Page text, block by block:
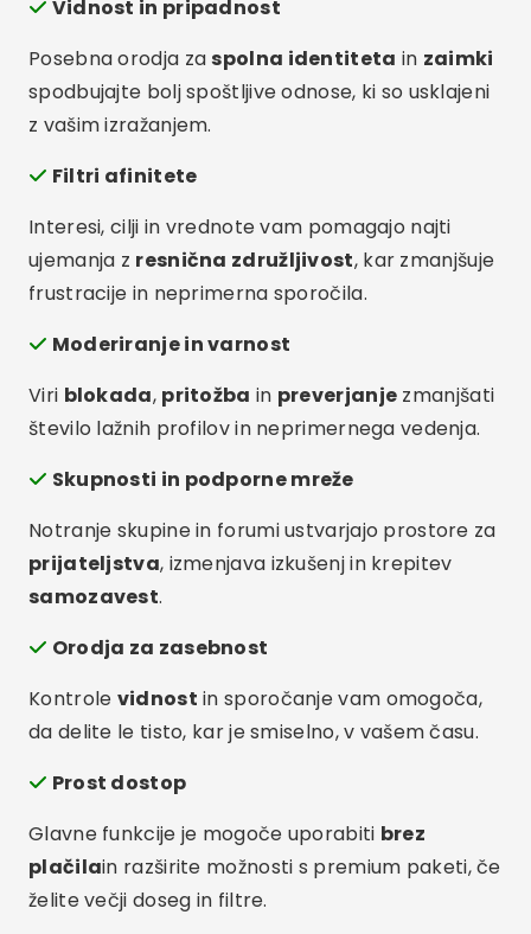
Vidnost in pripadnost
Posebna orodja za spolna identiteta in zaimki
spodbujajte bolj spoštljive odnose, ki so usklajeni
z vašim izražanjem.
Filtri afinitete
Interesi, cilji in vrednote vam pomagajo najti
ujemanja z resnična združljivost, kar zmanjšuje
frustracije in neprimerna sporočila.
Moderiranje in varnost
Viri blokada, pritožba in preverjanje zmanjšati
število lažnih profilov in neprimernega vedenja.
Skupnosti in podporne mreže
Notranje skupine in forumi ustvarjajo prostore za
prijateljstva, izmenjava izkušenj in krepitev
samozavest.
Orodja za zasebnost
Kontrole vidnost in sporočanje vam omogoča,
da delite le tisto, kar je smiselno, v vašem času.
Prost dostop
Glavne funkcije je mogoče uporabiti brez
plačilain razširite možnosti s premium paketi, če
želite večji doseg in filtre.